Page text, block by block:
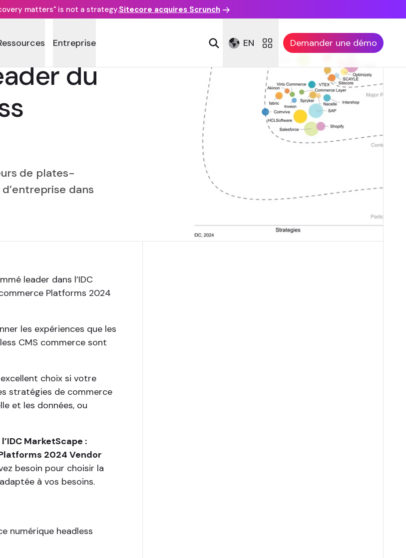
matters" is not a strategy.Sitecore acquires Scrunch
Entreprise EN Demander une démo
du
de plates-
dans
leader dans l’IDC
Platforms 2024
les expériences que les
CMS commerce sont
choix si votre
stratégies de commerce
et les données, ou
l’IDC MarketScape :
2024 Vendor
besoin pour choisir la
à vos besoins.
numérique headless